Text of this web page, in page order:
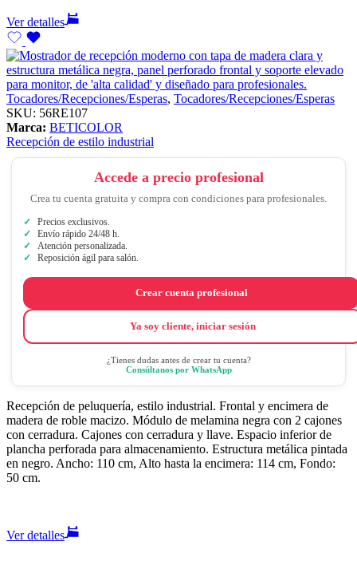
Ver detalles
Tocadores/Recepciones/Esperas, Tocadores/Recepciones/Esperas
SKU: 56RE107
Marca: BETICOLOR
Recepción de estilo industrial
Accede a precio profesional
Crea tu cuenta gratuita y compra con condiciones para profesionales.
Precios exclusivos.
Envío rápido 24/48 h.
Atención personalizada.
Reposición ágil para salón.
Crear cuenta profesional
Ya soy cliente, iniciar sesión
¿Tienes dudas antes de crear tu cuenta?
Consúltanos por WhatsApp
Recepción de peluquería, estilo industrial. Frontal y encimera de
madera de roble macizo. Módulo de melamina negra con 2 cajones
con cerradura. Cajones con cerradura y llave. Espacio inferior de
plancha perforada para almacenamiento. Estructura metálica pintada
en negro. Ancho: 110 cm, Alto hasta la encimera: 114 cm, Fondo:
50 cm.
Ver detalles